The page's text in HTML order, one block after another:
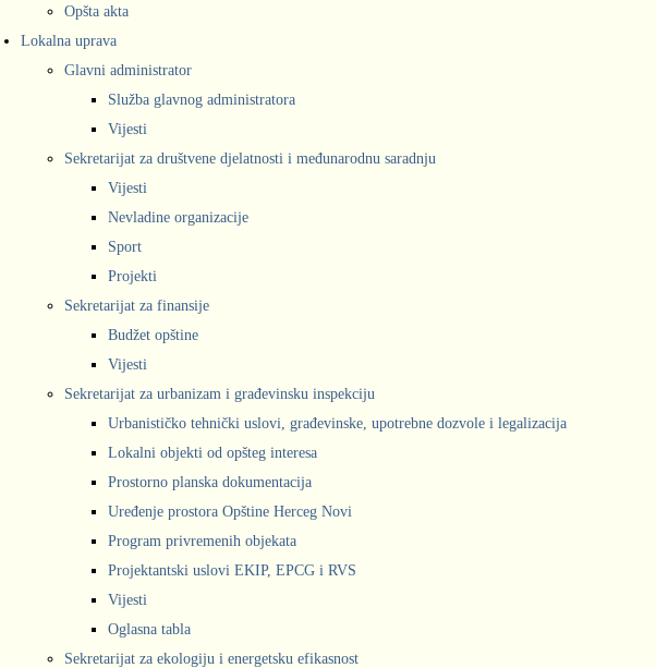
Opšta akta
Lokalna uprava
Glavni administrator
Služba glavnog administratora
Vijesti
Sekretarijat za društvene djelatnosti i međunarodnu saradnju
Vijesti
Nevladine organizacije
Sport
Projekti
Sekretarijat za finansije
Budžet opštine
Vijesti
Sekretarijat za urbanizam i građevinsku inspekciju
Urbanističko tehnički uslovi, građevinske, upotrebne dozvole i legalizacija
Lokalni objekti od opšteg interesa
Prostorno planska dokumentacija
Uređenje prostora Opštine Herceg Novi
Program privremenih objekata
Projektantski uslovi EKIP, EPCG i RVS
Vijesti
Oglasna tabla
Sekretarijat za ekologiju i energetsku efikasnost